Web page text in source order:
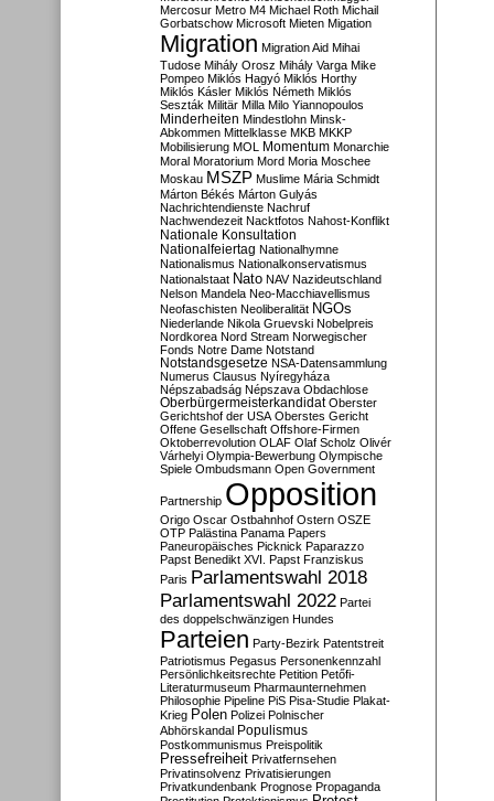
Mercosur Metro M4 Michael Roth Michail
Gorbatschow Microsoft Mieten Migation
Migration Migration Aid Mihai
Tudose Mihály Orosz Mihály Varga Mike
Pompeo Miklós Hagyó Miklós Horthy
Miklós Kásler Miklós Németh Miklós
Seszták Militär Milla Milo Yiannopoulos
Minderheiten Mindestlohn Minsk-
Abkommen Mittelklasse MKB MKKP
Mobilisierung MOL Momentum Monarchie
Moral Moratorium Mord Moria Moschee
Moskau MSZP Muslime Mária Schmidt
Márton Békés Márton Gulyás
Nachrichtendienste Nachruf
Nachwendezeit Nacktfotos Nahost-Konflikt
Nationale Konsultation
Nationalfeiertag Nationalhymne
Nationalismus Nationalkonservatismus
Nationalstaat Nato NAV Nazideutschland
Nelson Mandela Neo-Macchiavellismus
Neofaschisten Neoliberalität NGOs
Niederlande Nikola Gruevski Nobelpreis
Nordkorea Nord Stream Norwegischer
Fonds Notre Dame Notstand
Notstandsgesetze NSA-Datensammlung
Numerus Clausus Nyíregyháza
Népszabadság Népszava Obdachlose
Oberbürgermeisterkandidat Oberster
Gerichtshof der USA Oberstes Gericht
Offene Gesellschaft Offshore-Firmen
Oktoberrevolution OLAF Olaf Scholz Olivér
Várhelyi Olympia-Bewerbung Olympische
Spiele Ombudsmann Open Government
Partnership Opposition
Origo Oscar Ostbahnhof Ostern OSZE
OTP Palästina Panama Papers
Paneuropäisches Picknick Paparazzo
Papst Benedikt XVI. Papst Franziskus
Paris Parlamentswahl 2018
Parlamentswahl 2022 Partei
des doppelschwänzigen Hundes
Parteien Party-Bezirk Patentstreit
Patriotismus Pegasus Personenkennzahl
Persönlichkeitsrechte Petition Petőfi-
Literaturmuseum Pharmaunternehmen
Philosophie Pipeline PiS Pisa-Studie Plakat-
Krieg Polen Polizei Polnischer
Abhörskandal Populismus
Postkommunismus Preispolitik
Pressefreiheit Privatfernsehen
Privatinsolvenz Privatisierungen
Privatkundenbank Prognose Propaganda